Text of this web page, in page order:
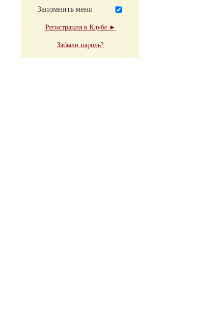
Запомнить меня
Регистрация в Клубе ►
Забыли пароль?